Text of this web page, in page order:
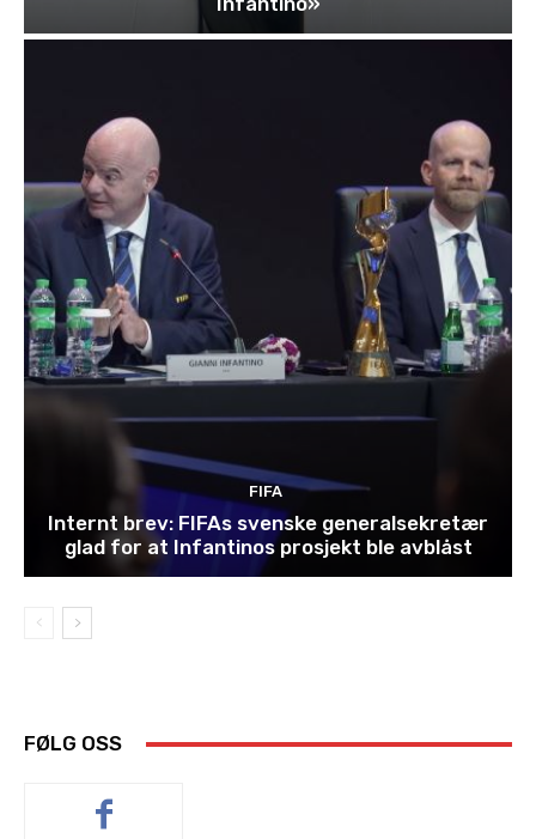
FIFA
Internt brev: FIFAs svenske generalsekretær
glad for at Infantinos prosjekt ble avblåst
FØLG OSS